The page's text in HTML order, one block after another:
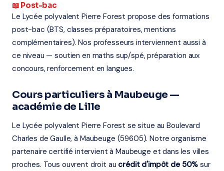
📖 Post-bac
Le Lycée polyvalent Pierre Forest propose des formations
post-bac (BTS, classes préparatoires, mentions
complémentaires). Nos professeurs interviennent aussi à
ce niveau — soutien en maths sup/spé, préparation aux
concours, renforcement en langues.
Cours particuliers à Maubeuge —
académie de Lille
Le Lycée polyvalent Pierre Forest se situe au Boulevard
Charles de Gaulle, à Maubeuge (59605). Notre organisme
partenaire certifié intervient à Maubeuge et dans les villes
proches. Tous ouvrent droit au crédit d'impôt de 50% sur